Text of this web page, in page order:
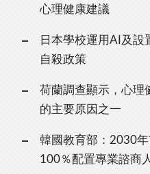
心理健康建議
日本學校運用AI及設
自殺政策
荷蘭調查顯示，心理
的主要原因之一
韓國教育部：2030
100％配置專業諮商